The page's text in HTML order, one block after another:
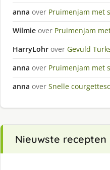
anna over Pruimenjam met
Wilmie over Pruimenjam
HarryLohr over Gevuld
anna over Pruimenjam met
anna over Snelle
Nieuwste recepten